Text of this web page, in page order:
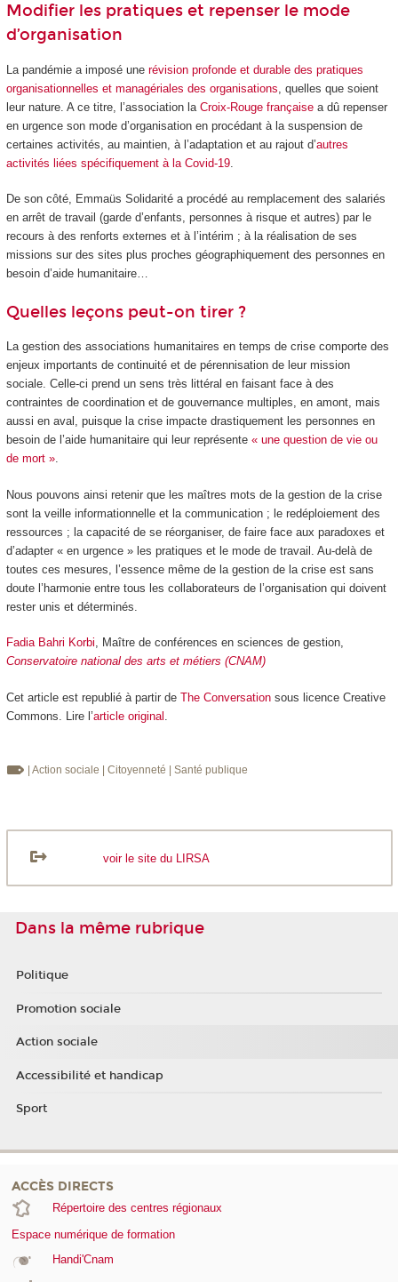
Modifier les pratiques et repenser le mode
d’organisation
La pandémie a imposé une révision profonde et durable des pratiques
organisationnelles et managériales des organisations , quelles que soient
leur nature. A ce titre, l’association la Croix-Rouge françaisea dû repenser
en urgence son mode d’organisation en procédant à la suspension de
certaines activités, au maintien, à l’adaptation et au rajout d’autres
activités liées spécifiquement à la Covid-19.
De son côté, Emmaüs Solidarité a procédé au remplacement des salariés
en arrêt de travail (garde d’enfants, personnes à risque et autres) par le
recours à des renforts externes et à l’intérim ; à la réalisation de ses
missions sur des sites plus proches géographiquement des personnes en
besoin d’aide humanitaire…
Quelles leçons peut-on tirer ?
La gestion des associations humanitaires en temps de crise comporte des
enjeux importants de continuité et de pérennisation de leur mission
sociale. Celle-ci prend un sens très littéral en faisant face à des
contraintes de coordination et de gouvernance multiples, en amont, mais
aussi en aval, puisque la crise impacte drastiquement les personnes en
besoin de l’aide humanitaire qui leur représente « une question de vie ou
de mort ».
Nous pouvons ainsi retenir que les maîtres mots de la gestion de la crise
sont la veille informationnelle et la communication ; le redéploiement des
ressources ; la capacité de se réorganiser, de faire face aux paradoxes et
d’adapter « en urgence » les pratiques et le mode de travail. Au-delà de
toutes ces mesures, l’essence même de la gestion de la crise est sans
doute l’harmonie entre tous les collaborateurs de l’organisation qui doivent
rester unis et déterminés.
Fadia Bahri Korbi, Maître de conférences en sciences de gestion,
Conservatoire national des arts et métiers (CNAM)
Cet article est republié à partir de The Conversationsous licence Creative
Commons. Lire l’article original
| Action sociale | Citoyenneté | Santé publique
voir le site du LIRSA
Dans la même rubrique
Politique
Promotion sociale
Action sociale
Accessibilité et handicap
Sport
ACCÈS DIRECTS
Répertoire des centres régionaux
Espace numérique de formation
Handi'Cnam